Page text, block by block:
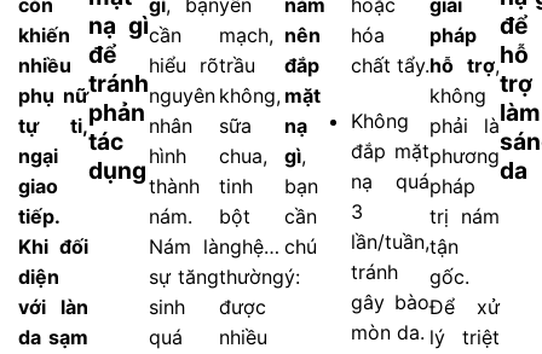
còn
khiến
nhiều
phụ nữ
tự ti,
ngại
giao
tiếp.
Khi đối
diện
với làn
da sạm
nạ gì
để
tránh
phản
tác
dụng
gì, bạn
cần
hiểu rõ
nguyên
nhân
hình
thành
nám.
Nám là
sự tăng
sinh
quá
yến
mạch,
trầu
không,
sữa
chua,
tinh
bột
nghệ…
thường
được
nhiều
nám
nên
đắp
mặt
nạ
gì,
bạn
cần
chú
ý:
hoặc
hóa
chất tẩy.
Không
đắp mặt
nạ quá
3
lần/tuần,
tránh
gây bào
mòn da.
giải
pháp
hỗ trợ,
không
phải là
phương
pháp
trị nám
tận
gốc.
Để xử
lý triệt
để
hỗ
trợ
làm
da